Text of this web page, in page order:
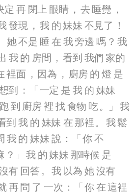
定 再 閉上 眼睛 ， 去 睡覺 ，
發現 ， 我 的妹妹 不見了 ！
她不是 睡 在 我旁邊 嗎 ？ 我
我 的 房間 ， 看到 我們 家的
裡面 ， 因為 ， 廚房 的 燈 是
到 ：「 一定 是 我 的 妹妹
跑到 廚房 裡 找 食物 吃。」 我
到 我 的 妹妹 在 那裡。 我鬆
我 的 妹妹 說 ：「你不
？」 我 的妹妹 那時候 是
有 回答 。 我 以為 她沒有
再 問 了 一次 ：「你在這裡